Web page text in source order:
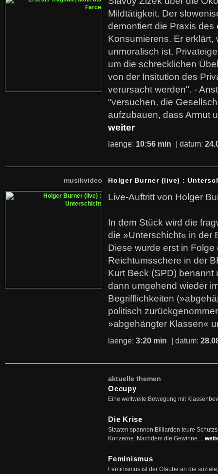
Mildtätigkeit. Der
demontiert die Praxis des
Konsumierens. Er erklärt,
unmoralisch ist,
um die schrecklichen
von der Insitution des
verursacht werden". -
"versuchen, die
aufzubauen, dass Armut
weiter
laenge: 10:56 min | datum:
musikvideo Holger Burner (live) :
Live-Auftritt von Holger
In dem Stück wird die
die »Unterschicht« in der
Diese wurde erst in
Reichtumsschere in der
Kurt Beck (SPD)
dann umgehend wieder
Begrifflichkeiten
politisch
»abgehängter Klassen«
laenge: 3:20 min | datum:
aktuelle themen
Occupy
Eine weltweite Bewegung mit
Die Krise
Staaten spannen Billiarden teure
Konzerne. Nachdem die Gewinne ...
Feminismus
Feminismus ist der Glaube an die